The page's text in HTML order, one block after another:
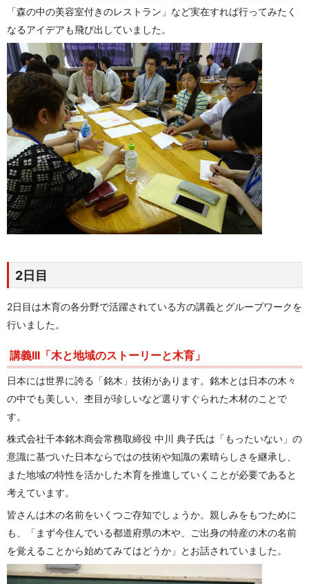
「森の中の美容室付きのレストラン」など実在すれば行ってみたく
なるアイデアも飛び出していました。
2日目
2日目は木育の各分野で活躍されている方の講義とグループワークを
行いました。
講義III「木と地域のストーリーと木育」
日本には世界に誇る「銘木」技術があります。銘木とは日本の木々
の中でも美しい、杢目が珍しいなど選りすぐられた木材のことで
す。
株式会社千本銘木商会常務取締役 中川 典子氏は「もったいない」の
意識に基づいた日本ならではの技術や知識の素晴らしさを継承し、
また地域の特性を活かした木育を推進していくことが必要であると
考えています。
皆さんは木の名前をいくつご存知でしょうか。親しみをもつために
も、「まず今住んでいる都道府県の木や、ご出身の特産の木の名前
を覚えることから始めてみてはどうか」とお話されていました。